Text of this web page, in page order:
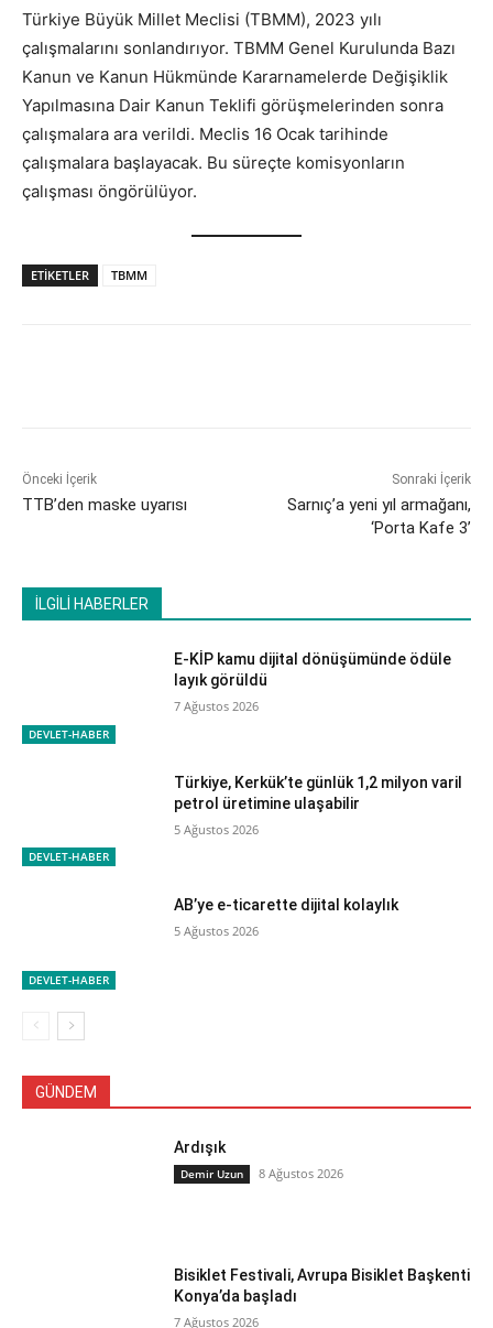
Türkiye Büyük Millet Meclisi (TBMM), 2023 yılı
çalışmalarını sonlandırıyor. TBMM Genel Kurulunda Bazı
Kanun ve Kanun Hükmünde Kararnamelerde Değişiklik
Yapılmasına Dair Kanun Teklifi görüşmelerinden sonra
çalışmalara ara verildi. Meclis 16 Ocak tarihinde
çalışmalara başlayacak. Bu süreçte komisyonların
çalışması öngörülüyor.
ETİKETLER TBMM
Önceki İçerik
TTB’den maske uyarısı
Sonraki İçerik
Sarnıç’a yeni yıl armağanı,
‘Porta Kafe 3’
İLGİLİ HABERLER
DEVLET-HABER
E-KİP kamu dijital dönüşümünde ödüle
layık görüldü
7 Ağustos 2026
DEVLET-HABER
Türkiye, Kerkük’te günlük 1,2 milyon varil
petrol üretimine ulaşabilir
5 Ağustos 2026
DEVLET-HABER
AB’ye e-ticarette dijital kolaylık
5 Ağustos 2026
GÜNDEM
Ardışık
Demir Uzun 8 Ağustos 2026
Bisiklet Festivali, Avrupa Bisiklet Başkenti
Konya’da başladı
7 Ağustos 2026